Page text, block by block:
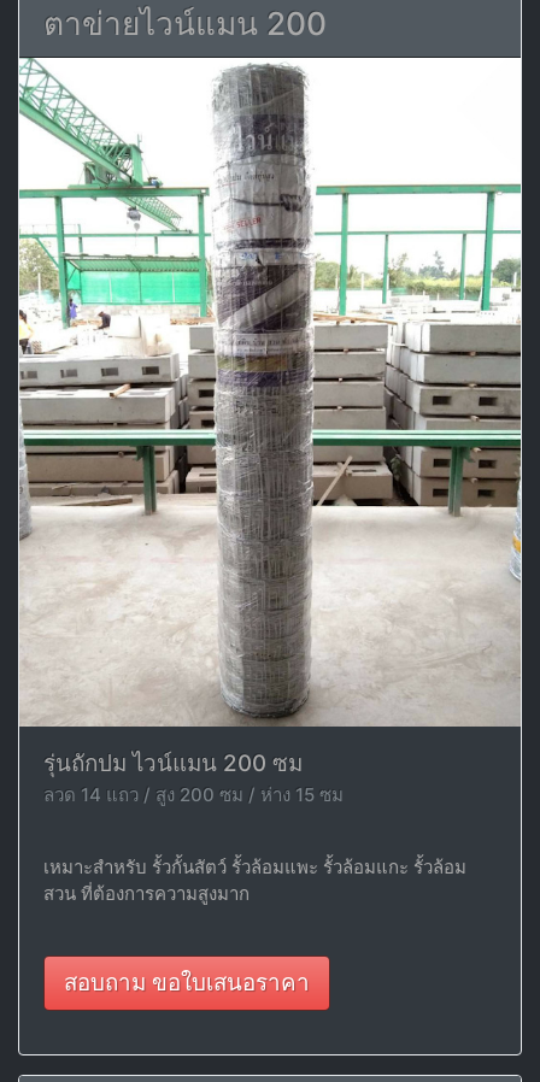
ตาข่ายไวน์แมน 200
รุ่นถักปม ไวน์แมน 200 ซม
ลวด 14 แถว / สูง 200 ซม / ห่าง 15 ซม
เหมาะสำหรับ รั้วกั้นสัตว์ รั้วล้อมแพะ รั้วล้อมแกะ รั้วล้อม
สวน ที่ต้องการความสูงมาก
สอบถาม ขอใบเสนอราคา